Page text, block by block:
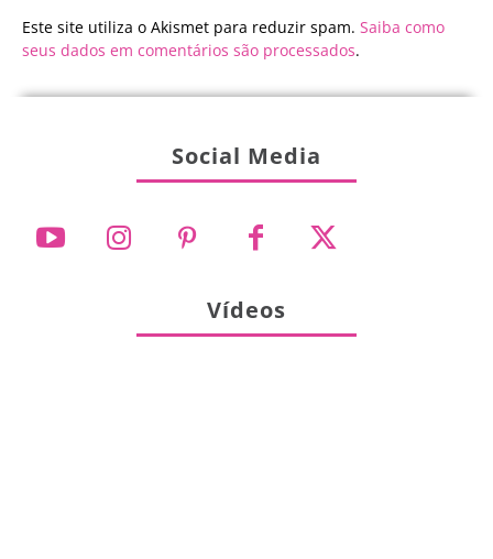
Este site utiliza o Akismet para reduzir spam. Saiba como
seus dados em comentários são processados.
Social Media
Vídeos